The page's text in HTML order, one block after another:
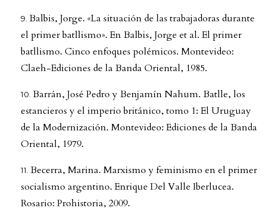
Balbis, Jorge. «La situación de las trabajadoras durante
el primer batllismo». En Balbis, Jorge et al. El primer
batllismo. Cinco enfoques polémicos. Montevideo:
Claeh-Ediciones de la Banda Oriental, 1985.
Barrán, José Pedro y Benjamín Nahum. Batlle, los
estancieros y el imperio británico, tomo 1: El Uruguay
de la Modernización. Montevideo: Ediciones de la Banda
Oriental, 1979.
Becerra, Marina. Marxismo y feminismo en el primer
socialismo argentino. Enrique Del Valle Iberlucea.
Rosario: Prohistoria, 2009.